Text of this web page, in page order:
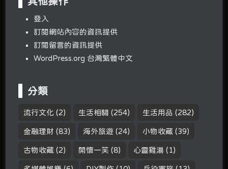
登入
訂閱網站內容的資訊提供
訂閱留言的資訊提供
WordPress.org 台灣繁體中文
分類
流行文化 (2) 生活相關 (254) 生活用品 (282)
金融理財 (83) 海外旅遊 (24) 小物收藏 (39)
古物收藏 (2) 開懷一笑 (8) 心靈雞湯 (1)